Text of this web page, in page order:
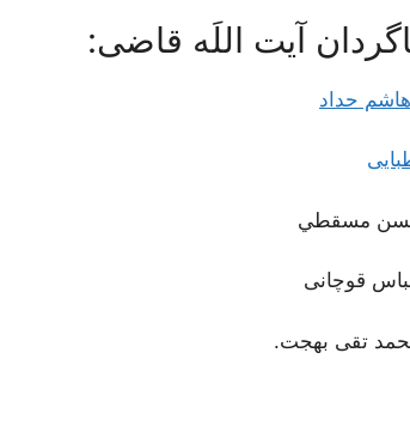
آیت اللَه قاضی:
حداد
حسن مسقطي
قوچانی
تقی بهجت.